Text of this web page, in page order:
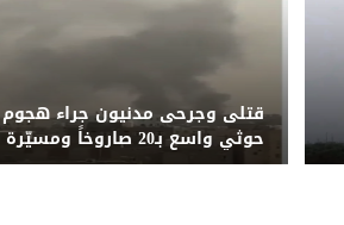
قتلى وجرحى مدنيون جراء هجوم
حوثي واسع بـ20 صاروخاً ومسيّرة
على مأرب وشبوة